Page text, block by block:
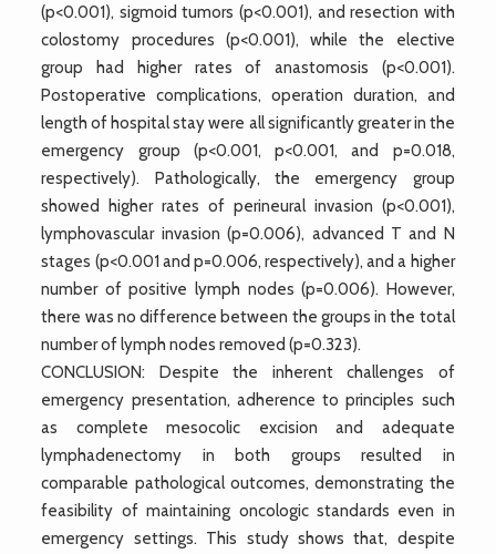
(p<0.001), sigmoid tumors (p<0.001), and resection with
colostomy procedures (p<0.001), while the elective
group had higher rates of anastomosis (p<0.001).
Postoperative complications, operation duration, and
length of hospital stay were all significantly greater in the
emergency group (p<0.001, p<0.001, and p=0.018,
respectively). Pathologically, the emergency group
showed higher rates of perineural invasion (p<0.001),
lymphovascular invasion (p=0.006), advanced T and N
stages (p<0.001 and p=0.006, respectively), and a higher
number of positive lymph nodes (p=0.006). However,
there was no difference between the groups in the total
number of lymph nodes removed (p=0.323).
CONCLUSION: Despite the inherent challenges of
emergency presentation, adherence to principles such
as complete mesocolic excision and adequate
lymphadenectomy in both groups resulted in
comparable pathological outcomes, demonstrating the
feasibility of maintaining oncologic standards even in
emergency settings. This study shows that, despite